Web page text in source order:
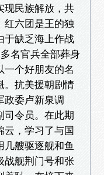
现民族解放，共
红六团是王的独
于缺乏海上作战
名官兵全部葬身
个好朋友的名
。抗美援朝剧情
政委卢新泉调
司令员。在此期
云，学习了与国
几艘驱逐舰和鱼
战舰荆门号和张